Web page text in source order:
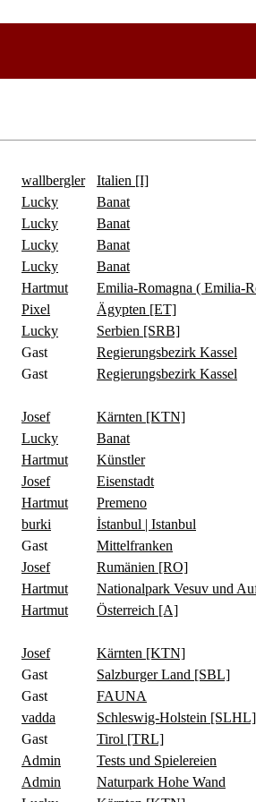
wallbergler Italien [I]
Lucky Banat
Lucky Banat
Lucky Banat
Lucky Banat
Hartmut Emilia-Romagna ( Emilia-
Pixel Ägypten [ET]
Lucky Serbien [SRB]
Gast Regierungsbezirk Kassel
Gast Regierungsbezirk Kassel
Josef Kärnten [KTN]
Lucky Banat
Hartmut Künstler
Josef Eisenstadt
Hartmut Premeno
burki İstanbul | Istanbul
Gast Mittelfranken
Josef Rumänien [RO]
Hartmut Nationalpark Vesuv und
Hartmut Österreich [A]
Josef Kärnten [KTN]
Gast Salzburger Land [SBL]
Gast FAUNA
vadda Schleswig-Holstein [SLHL]
Gast Tirol [TRL]
Admin Tests und Spielereien
Admin Naturpark Hohe Wand